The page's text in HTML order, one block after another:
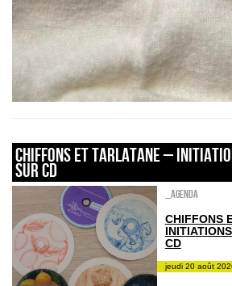
CHIFFONS ET TARLATANE –
SUR CD
_Agenda
CHIFFONS
CD
jeudi 20 août